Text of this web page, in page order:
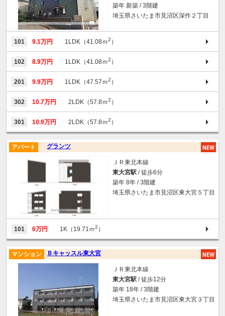
築年 新築 / 3階建
埼玉県さいたま市見沼区深作２丁目
101 9.1万円 1LDK（41.08ｍ2 ）
102 8.9万円 1LDK（41.08ｍ2 ）
201 9.9万円 1LDK（47.57ｍ2 ）
302 10.7万円 2LDK（57.8ｍ2 ）
301 10.9万円 2LDK（57.8ｍ2 ）
グランツ
アパート
ＪＲ東北本線
東大宮駅 / 徒歩6分
築年 8年 / 3階建
埼玉県さいたま市見沼区東大宮５丁目
101 6万円 1K（19.71ｍ2 ）
Ｂキャッスル東大宮
マンション
ＪＲ東北本線
東大宮駅 / 徒歩12分
築年 18年 / 3階建
埼玉県さいたま市見沼区東大宮３丁目